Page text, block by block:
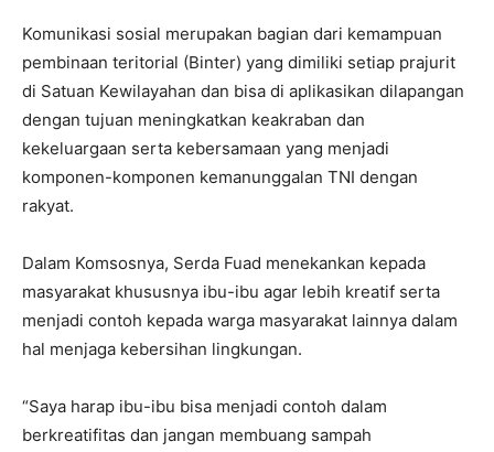
Komunikasi sosial merupakan bagian dari kemampuan
pembinaan teritorial (Binter) yang dimiliki setiap prajurit
di Satuan Kewilayahan dan bisa di aplikasikan dilapangan
dengan tujuan meningkatkan keakraban dan
kekeluargaan serta kebersamaan yang menjadi
komponen-komponen kemanunggalan TNI dengan
rakyat.
Dalam Komsosnya, Serda Fuad menekankan kepada
masyarakat khususnya ibu-ibu agar lebih kreatif serta
menjadi contoh kepada warga masyarakat lainnya dalam
hal menjaga kebersihan lingkungan.
“Saya harap ibu-ibu bisa menjadi contoh dalam
berkreatifitas dan jangan membuang sampah